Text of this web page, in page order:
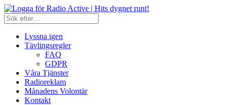
Lyssna igen
Tävlingsregler
FAQ
GDPR
Våra Tjänster
Radioreklam
Månadens Volontär
Kontakt